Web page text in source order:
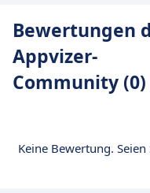
Bewertungen
Appvizer-
Community (0)
Keine Bewertung.